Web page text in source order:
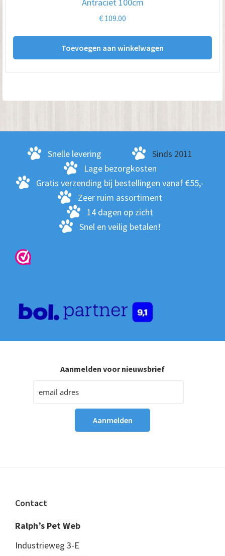
€ 109.00
Toevoegen aan winkelwagen
Snelle levering
Sinds 2011
Lage bezorgkosten
Gratis verzending bij bestellingen vanaf €55,-
Zeer ruim assortiment
14 dagen op zicht
Snel en veilig betalen!
Aanmelden voor nieuwsbrief
Footer
Contact
Ralph’s Pet Web
Industrieweg 3-E